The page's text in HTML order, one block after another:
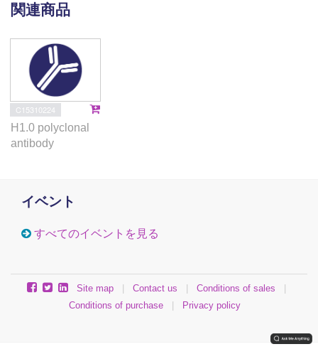
関連商品
C15310224
H1.0 polyclonal
antibody
イベント
すべてのイベントを見る
Site map Contact us Conditions of sales
Conditions of purchase
Privacy policy